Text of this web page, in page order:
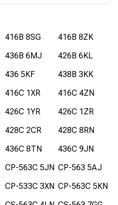
416B 8SG
416B 8ZK
436B 6MJ
426B 6KL
436 5KF
438B 3KK
416C 1XR
416C 4ZN
426C 1YR
426C 1ZR
428C 2CR
428C 8RN
436C 8TN
436C 9JN
CP-563C 5JN CP-563 5AJ
CP-533C 3XN CP-563C 5KN